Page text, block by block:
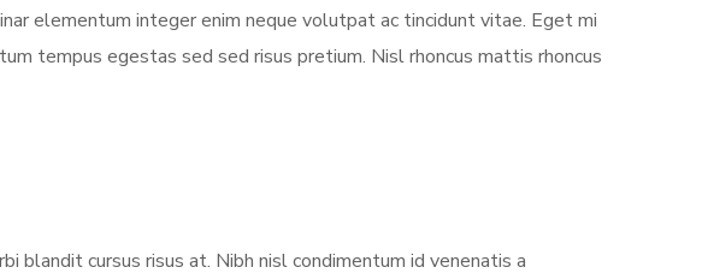
elementum integer enim neque volutpat ac tincidunt vitae. Eget mi
tempus egestas sed sed risus pretium. Nisl rhoncus mattis rhoncus
blandit cursus risus at. Nibh nisl condimentum id venenatis a